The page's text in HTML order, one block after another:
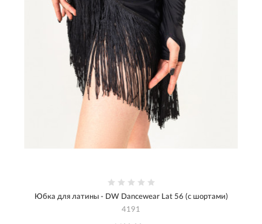
Юбка для латины - DW Dancewear Lat 56 (с шортами)
4191